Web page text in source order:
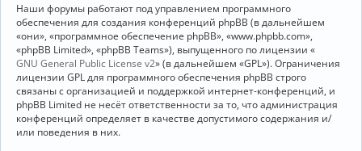
Наши форумы работают под управлением программного
обеспечения для создания конференций phpBB (в дальнейшем
«они», «программное обеспечение phpBB», «www.phpbb.com»,
«phpBB Limited», «phpBB Teams»), выпущенного по лицензии «
GNU General Public License v2» (в дальнейшем «GPL»). Ограничения
лицензии GPL для программного обеспечения phpBB строго
связаны с организацией и поддержкой интернет-конференций, и
phpBB Limited не несёт ответственности за то, что администрация
конференций определяет в качестве допустимого содержания и/
или поведения в них.